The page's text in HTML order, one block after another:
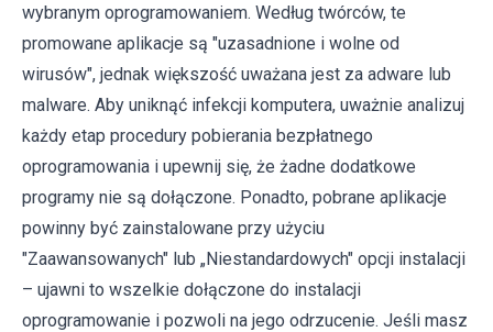
wybranym oprogramowaniem. Według twórców, te
promowane aplikacje są "uzasadnione i wolne od
wirusów", jednak większość uważana jest za adware lub
malware. Aby uniknąć infekcji komputera, uważnie analizuj
każdy etap procedury pobierania bezpłatnego
oprogramowania i upewnij się, że żadne dodatkowe
programy nie są dołączone. Ponadto, pobrane aplikacje
powinny być zainstalowane przy użyciu
"Zaawansowanych" lub „Niestandardowych" opcji instalacji
– ujawni to wszelkie dołączone do instalacji
oprogramowanie i pozwoli na jego odrzucenie. Jeśli masz